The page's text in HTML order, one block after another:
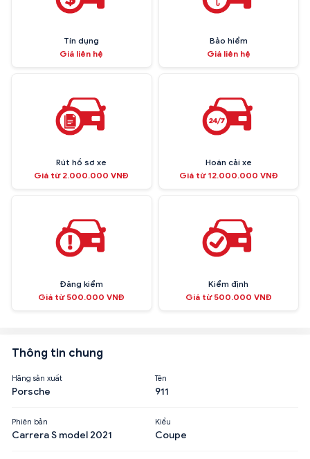
Tín dụng
Giá liên hệ
Bảo hiểm
Giá liên hệ
Rút hồ sơ xe
Giá từ 2.000.000 VNĐ
Hoán cải xe
Giá từ 12.000.000 VNĐ
Đăng kiểm
Giá từ 500.000 VNĐ
Kiểm định
Giá từ 500.000 VNĐ
Thông tin chung
Hãng sản xuất
Porsche
Tên
911
Phiên bản
Carrera S model 2021
Kiểu
Coupe